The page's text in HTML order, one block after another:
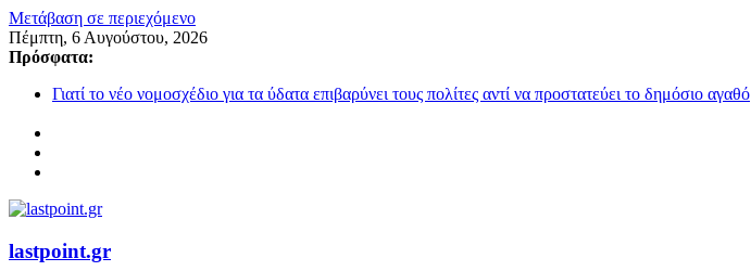
Μετάβαση σε περιεχόμενο
Πέμπτη, 6 Αυγούστου, 2026
Πρόσφατα:
Γιατί το νέο νομοσχέδιο για τα ύδατα επιβαρύνει τους πολίτες αντί να προστατεύει το δημόσιο αγαθό
lastpoint.gr